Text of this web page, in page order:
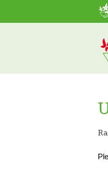
➜ Hauptregion der Seite anspringen